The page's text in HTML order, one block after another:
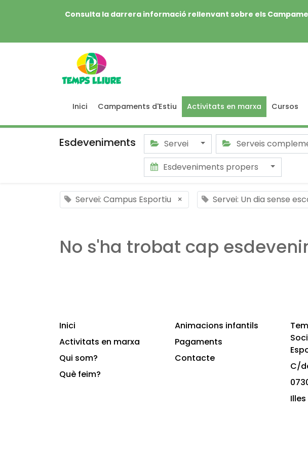
Consulta la darrera informació rellenvant sobre els
Inici Campaments d'Estiu Activitats en marxa Cursos
Esdeveniments Servei Serveis
Esdeveniments propers
Servei: Campus Esportiu × Servei: Un dia sense
No s'ha trobat cap
Inici
Activitats en marxa
Qui som?
Què feim?
Animacions infantils
Pagaments
Contacte
C/